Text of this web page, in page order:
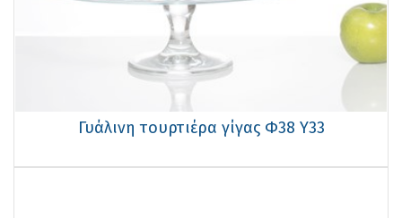
Γυάλινη τουρτιέρα γίγας Φ38 Υ33